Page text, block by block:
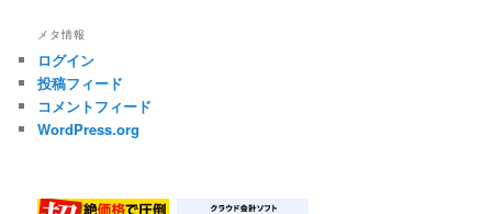
メタ情報
ログイン
投稿フィード
コメントフィード
WordPress.org